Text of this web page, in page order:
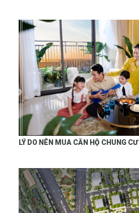
LÝ DO NÊN MUA CĂN HỘ CHUNG